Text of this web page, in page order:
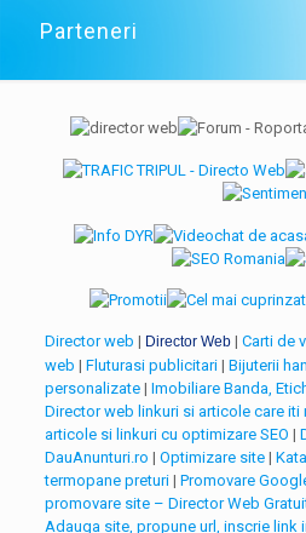
Parteneri
Director web | Director Web| Carti de
web | Fluturasi publicitari| Bijuterii
personalizate| Imobiliare Banda,
Director web linkuri si articole care iti
articole si linkuri cu optimizare SEO |
DauAnunturi.ro | Optimizare site|
termopane preturi| Promovare
promovare site – Director Web
Adauga site, propune url, inscrie link